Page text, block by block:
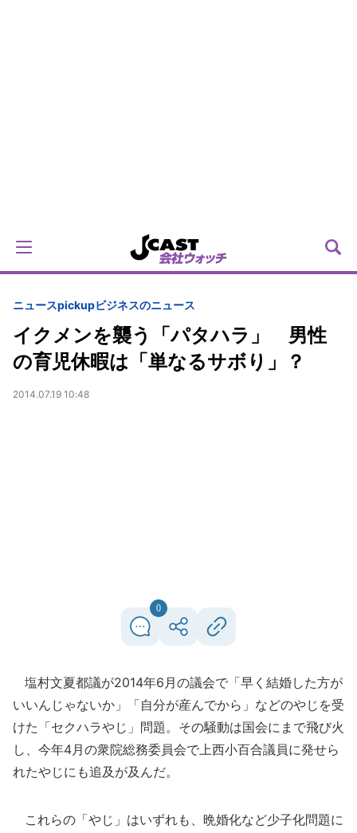
ニュースpickupビジネスのニュース
イクメンを襲う「パタハラ」 男性
の育児休暇は「単なるサボり」？
2014.07.19 10:48
0
塩村文夏都議が2014年6月の議会で「早く結婚した方が
いいんじゃないか」「自分が産んでから」などのやじを受
けた「セクハラやじ」問題。その騒動は国会にまで飛び火
し、今年4月の衆院総務委員会で上西小百合議員に発せら
れたやじにも追及が及んだ。
これらの「やじ」はいずれも、晩婚化など少子化問題に